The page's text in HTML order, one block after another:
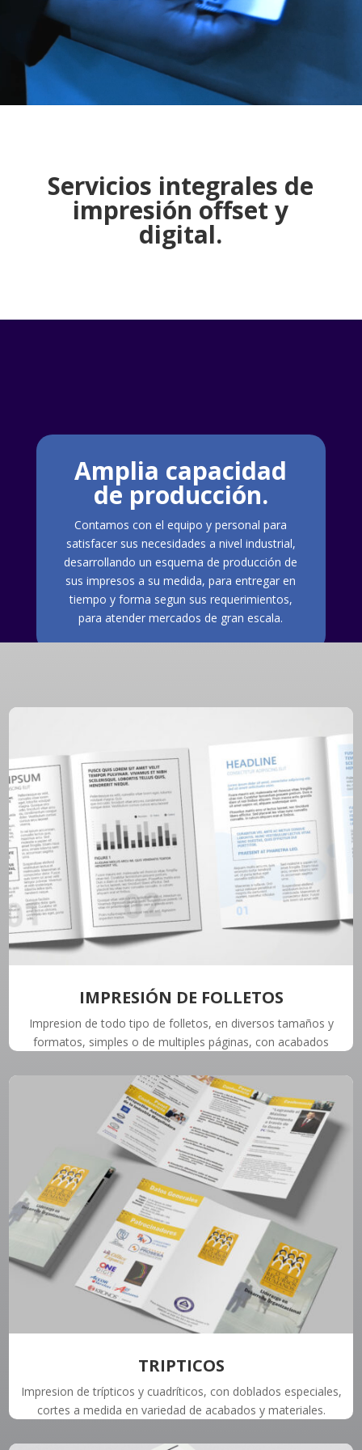
Servicios integrales de
impresión offset y
digital.
Amplia capacidad
de producción.
Contamos con el equipo y personal para
satisfacer sus necesidades a nivel industrial,
desarrollando un esquema de producción de
sus impresos a su medida, para entregar en
tiempo y forma segun sus requerimientos,
para atender mercados de gran escala.
IMPRESIÓN DE FOLLETOS
Impresion de todo tipo de folletos, en diversos tamaños y
formatos, simples o de multiples páginas, con acabados
TRIPTICOS
Impresion de trípticos y cuadríticos, con doblados especiales,
cortes a medida en variedad de acabados y materiales.